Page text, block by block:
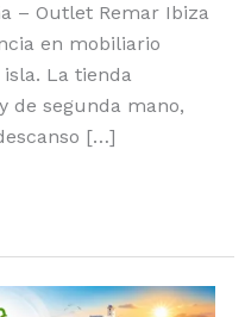
– Outlet Remar Ibiza
en mobiliario
La tienda
de segunda mano,
[…]